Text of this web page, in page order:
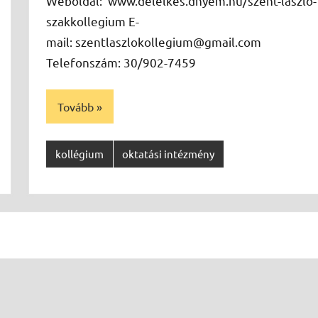
szakkollegium E-
mail: szentlaszlokollegium@gmail.com
Telefonszám: 30/902-7459
Tovább
kollégium oktatási intézmény